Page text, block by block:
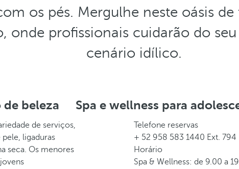
os pés. Mergulhe neste oásis
onde profissionais cuidarão do
cenário idílico.
de beleza Spa e wellness para
de serviços,
ligaduras
seca. Os menores
Telefone reservas
+ 52 958 583 1440 Ext. 794
Horário
Spa & Wellness: de 9.00 a